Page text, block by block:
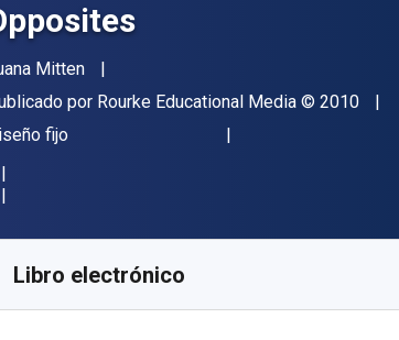
Mitten
por Rourke Educational Media Copyright
© 2010
fijo
Libro electrónico